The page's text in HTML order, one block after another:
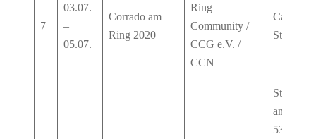
7
03.07.
–
05.07.
Corrado am
Ring 2020
Ring
Community /
CCG e.V. /
CCN
Camping
an der
53533